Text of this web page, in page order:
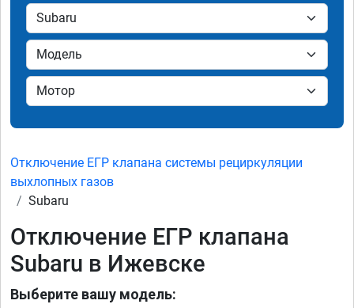
Отключение ЕГР клапана системы рециркуляции
выхлопных газов
Subaru
Отключение ЕГР клапана
Subaru в Ижевске
Выберите вашу модель: